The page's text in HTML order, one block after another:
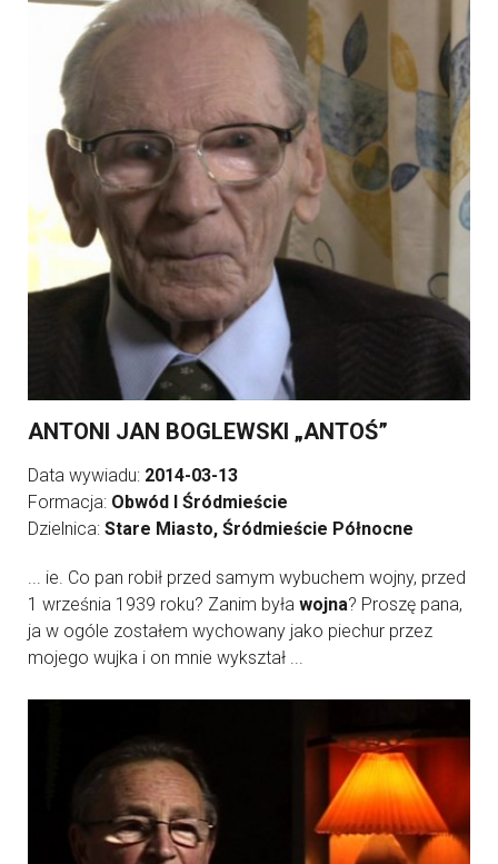
ANTONI JAN BOGLEWSKI „ANTOŚ”
Data wywiadu: 2014-03-13
Formacja: Obwód I Śródmieście
Dzielnica: Stare Miasto, Śródmieście Północne
... ie. Co pan robił przed samym wybuchem wojny, przed
1 września 1939 roku? Zanim była wojna? Proszę pana,
ja w ogóle zostałem wychowany jako piechur przez
mojego wujka i on mnie wykształ ...